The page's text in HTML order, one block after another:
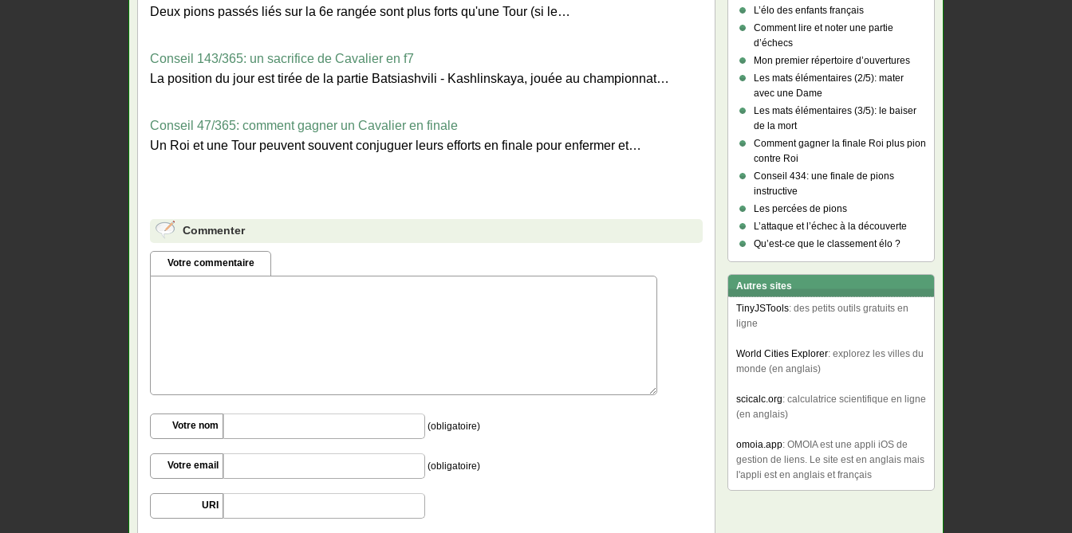
Deux pions passés liés sur la 6e rangée sont plus forts qu'une Tour (si le…
Conseil 143/365: un sacrifice de Cavalier en f7
La position du jour est tirée de la partie Batsiashvili - Kashlinskaya, jouée au championnat…
Conseil 47/365: comment gagner un Cavalier en finale
Un Roi et une Tour peuvent souvent conjuguer leurs efforts en finale pour enfermer et…
Commenter
Votre commentaire
Votre nom (obligatoire)
Votre email (obligatoire)
URI
L’élo des enfants français
Comment lire et noter une partie
d’échecs
Mon premier répertoire d’ouvertures
Les mats élémentaires (2/5): mater
avec une Dame
Les mats élémentaires (3/5): le baiser
de la mort
Comment gagner la finale Roi plus pion
contre Roi
Conseil 434: une finale de pions
instructive
Les percées de pions
L’attaque et l’échec à la découverte
Qu’est-ce que le classement élo ?
Autres sites
TinyJSTools: des petits outils gratuits en
ligne
World Cities Explorer: explorez les villes du
monde (en anglais)
scicalc.org: calculatrice scientifique en ligne
(en anglais)
omoia.app: OMOIA est une appli iOS de
gestion de liens. Le site est en anglais mais
l'appli est en anglais et français